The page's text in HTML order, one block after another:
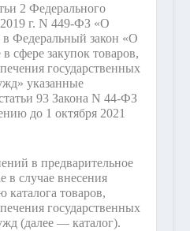
2 Федерального
2019 г. N 449-ФЗ «О
Федеральный закон «О
сфере закупок товаров,
государственных
указанные
93 Закона N 44-ФЗ
до 1 октября 2021
в предварительное
в случае внесения
товаров,
государственных
(далее — каталог).